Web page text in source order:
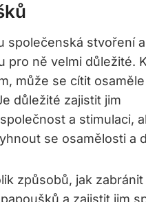
společenská stvoření
pro ně velmi důležité.
může se cítit osaměle
důležité zajistit jim
a stimulaci,
se osamělosti a
způsobů, jak zabránit
a zajistit jim